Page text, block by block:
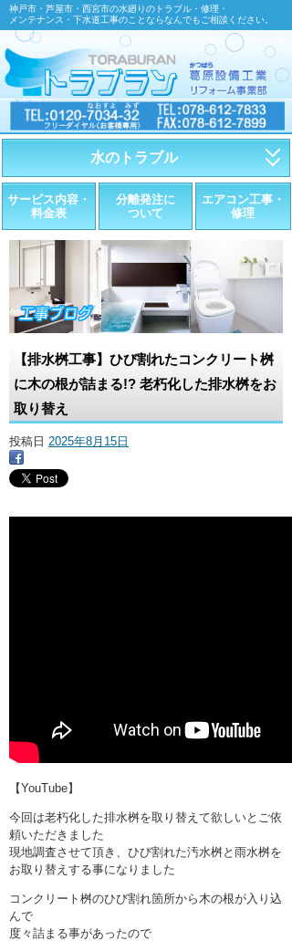
神戸市・芦屋市・西宮市の水廻りのトラブル・修理・
メンテナンス・下水道工事のことならなんでもご相談ください。
水のトラブル
・トイレが詰まったら
・トイレが漏れたら
・水道管が漏れたら
・排水が詰まったら
・水栓金具の取替え
・ここに水栓がほしい
・水廻りメンテナンス
サービス内容・
料金表
分離発注に
ついて
エアコン工事・
修理
【排水桝工事】ひび割れたコンクリート桝
に木の根が詰まる!? 老朽化した排水桝をお
取り替え
投稿日 2025年8月15日
【YouTube】
今回は老朽化した排水桝を取り替えて欲しいとご依
頼いただきました
現地調査させて頂き、ひび割れた汚水桝と雨水桝を
お取り替えする事になりました
コンクリート桝のひび割れ箇所から木の根が入り込
んで
度々詰まる事があったので